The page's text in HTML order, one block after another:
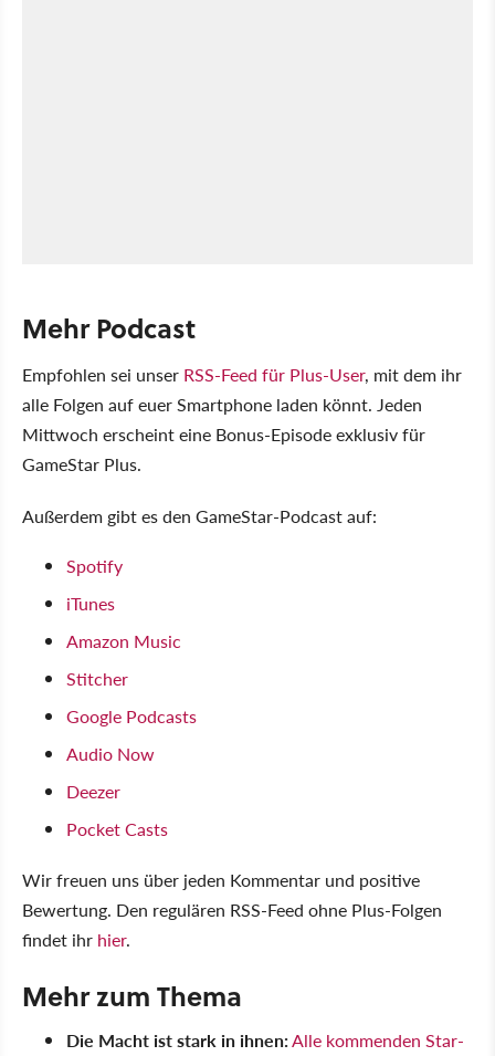
Mehr Podcast
Empfohlen sei unser RSS-Feed für Plus-User, mit dem ihr
alle Folgen auf euer Smartphone laden könnt. Jeden
Mittwoch erscheint eine Bonus-Episode exklusiv für
GameStar Plus.
Außerdem gibt es den GameStar-Podcast auf:
Spotify
iTunes
Amazon Music
Stitcher
Google Podcasts
Audio Now
Deezer
Pocket Casts
Wir freuen uns über jeden Kommentar und positive
Bewertung. Den regulären RSS-Feed ohne Plus-Folgen
findet ihr hier.
Mehr zum Thema
Die Macht ist stark in ihnen:Alle kommenden Star-